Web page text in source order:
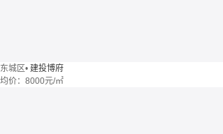
东城区• 建投博府
均价： 8000元/㎡